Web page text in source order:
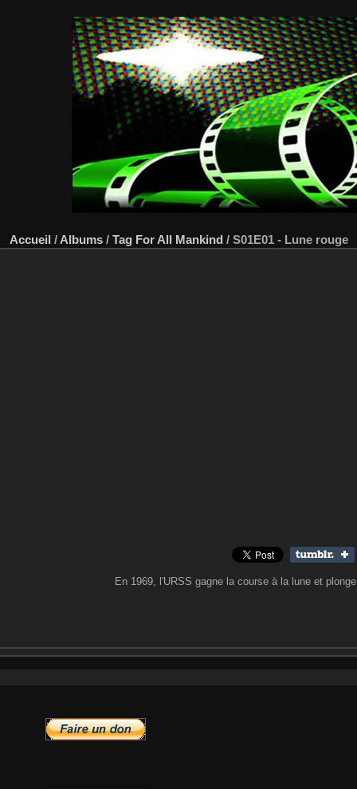
Accueil / Albums / Tag For All Mankind / S01E01 - Lune rouge
En 1969, l'URSS gagne la course à la lune et